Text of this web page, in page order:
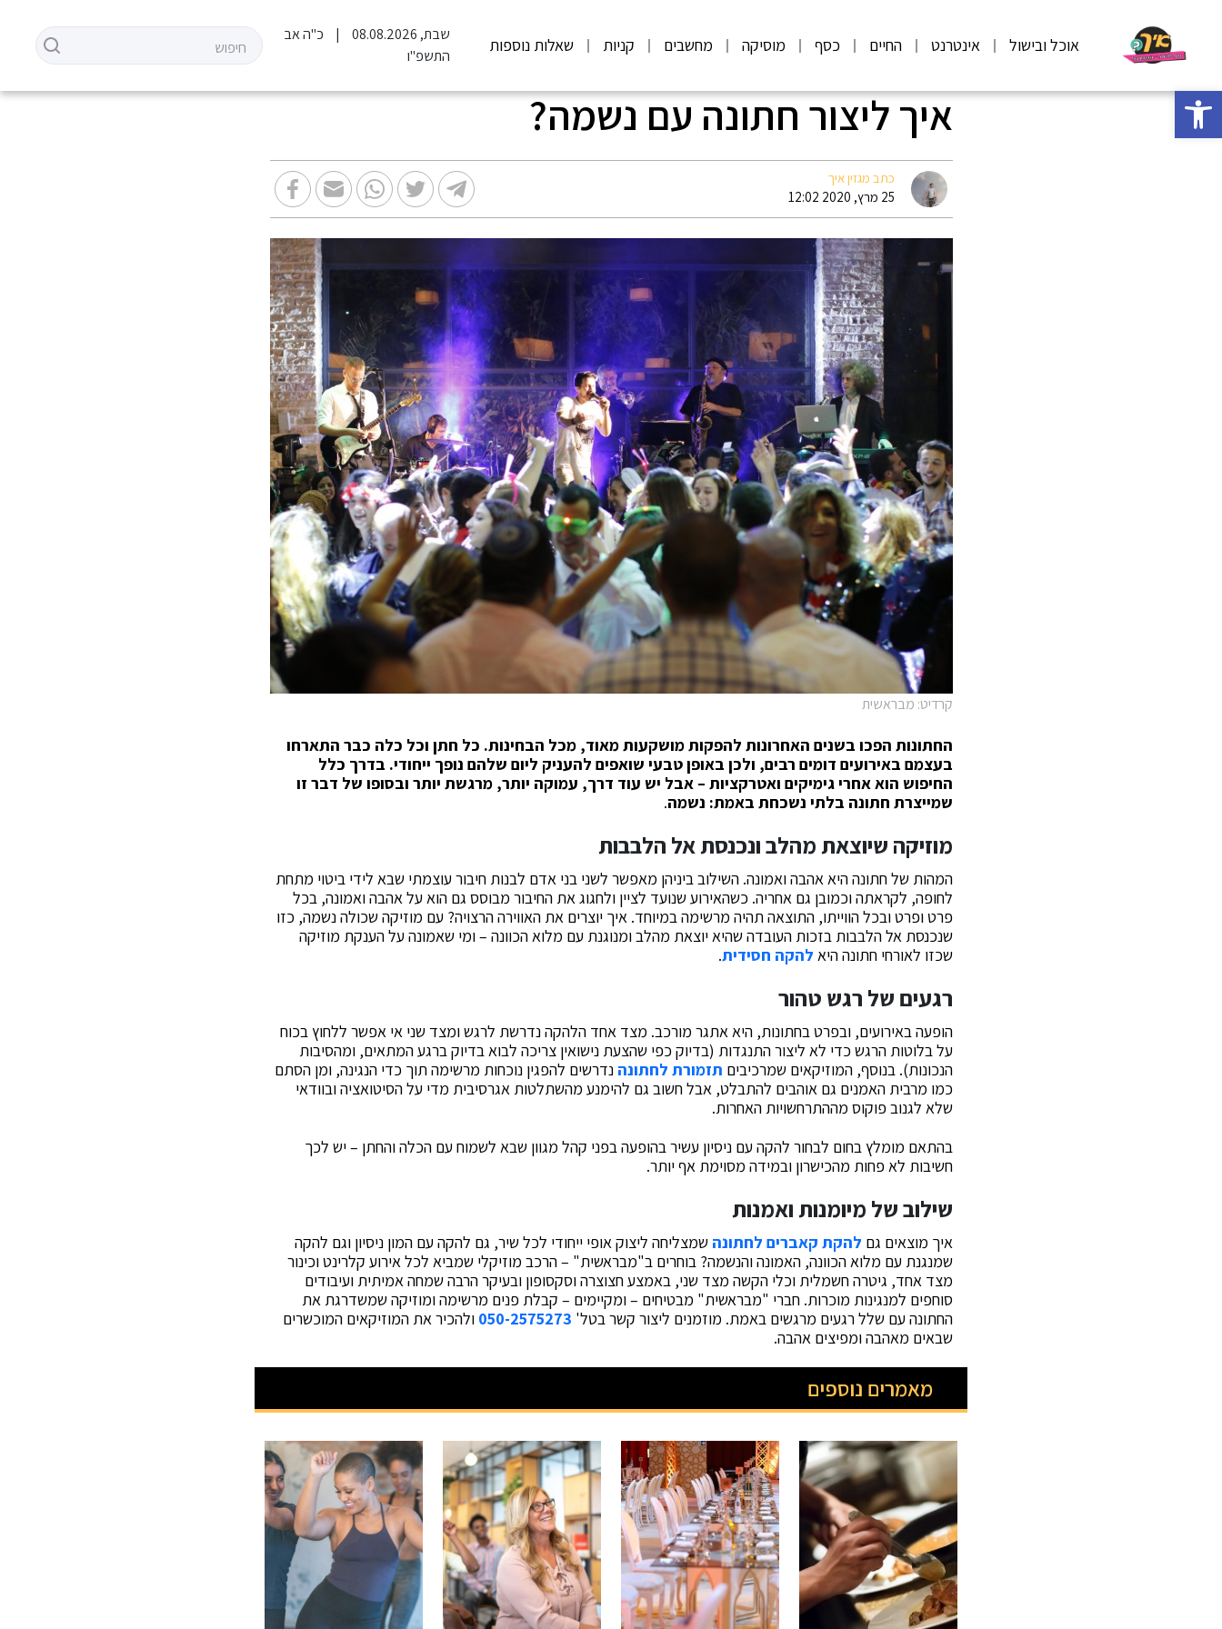
פתח סרגל נגישות
אוכל ובישול אינטרנט החיים כסף מוסיקה מחשבים קניות שאלות נוספות
שבת, 08.08.2026
כ"ה אב
התשפ"ו
איך ליצור חתונה עם נשמה?
כתב מגזין איך
25 מרץ, 2020 12:02
קרדיט: מבראשית
החתונות הפכו בשנים האחרונות להפקות מושקעות מאוד, מכל הבחינות. כל חתן וכל כלה כבר התארחו
בעצמם באירועים דומים רבים, ולכן באופן טבעי שואפים להעניק ליום שלהם נופך ייחודי. בדרך כלל
החיפוש הוא אחרי גימיקים ואטרקציות – אבל יש עוד דרך, עמוקה יותר, מרגשת יותר ובסופו של דבר זו
שמייצרת חתונה בלתי נשכחת באמת: נשמה.
מוזיקה שיוצאת מהלב ונכנסת אל הלבבות
המהות של חתונה היא אהבה ואמונה. השילוב ביניהן מאפשר לשני בני אדם לבנות חיבור עוצמתי שבא לידי ביטוי מתחת
לחופה, לקראתה וכמובן גם אחריה. כשהאירוע שנועד לציין ולחגוג את החיבור מבוסס גם הוא על אהבה ואמונה, בכל
פרט ופרט ובכל הווייתו, התוצאה תהיה מרשימה במיוחד. איך יוצרים את האווירה הרצויה? עם מוזיקה שכולה נשמה, כזו
שנכנסת אל הלבבות בזכות העובדה שהיא יוצאת מהלב ומנוגנת עם מלוא הכוונה – ומי שאמונה על הענקת מוזיקה
שכזו לאורחי חתונה היא להקה חסידית.
רגעים של רגש טהור
הופעה באירועים, ובפרט בחתונות, היא אתגר מורכב. מצד אחד הלהקה נדרשת לרגש ומצד שני אי אפשר ללחוץ בכוח
על בלוטות הרגש כדי לא ליצור התנגדות (בדיוק כפי שהצעת נישואין צריכה לבוא בדיוק ברגע המתאים, ומהסיבות
הנכונות). בנוסף, המוזיקאים שמרכיבים תזמורת לחתונה נדרשים להפגין נוכחות מרשימה תוך כדי הנגינה, ומן הסתם
כמו מרבית האמנים גם אוהבים להתבלט, אבל חשוב גם להימנע מהשתלטות אגרסיבית מדי על הסיטואציה ובוודאי
שלא לגנוב פוקוס מההתרחשויות האחרות.
בהתאם מומלץ בחום לבחור להקה עם ניסיון עשיר בהופעה בפני קהל מגוון שבא לשמוח עם הכלה והחתן – יש לכך
חשיבות לא פחות מהכישרון ובמידה מסוימת אף יותר.
שילוב של מיומנות ואמנות
איך מוצאים גם להקת קאברים לחתונה שמצליחה ליצוק אופי ייחודי לכל שיר, גם להקה עם המון ניסיון וגם להקה
שמנגנת עם מלוא הכוונה, האמונה והנשמה? בוחרים ב"מבראשית" – הרכב מוזיקלי שמביא לכל אירוע קלרינט וכינור
מצד אחד, גיטרה חשמלית וכלי הקשה מצד שני, באמצע חצוצרה וסקסופון ובעיקר הרבה שמחה אמיתית ועיבודים
סוחפים למנגינות מוכרות. חברי "מבראשית" מבטיחים – ומקיימים – קבלת פנים מרשימה ומוזיקה שמשדרגת את
החתונה עם שלל רגעים מרגשים באמת. מוזמנים ליצור קשר בטל' 050-2575273 ולהכיר את המוזיקאים המוכשרים
שבאים מאהבה ומפיצים אהבה.
מאמרים נוספים